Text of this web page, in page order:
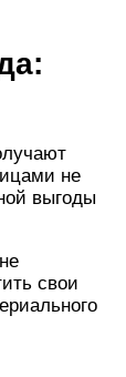
не
выгоды
свои